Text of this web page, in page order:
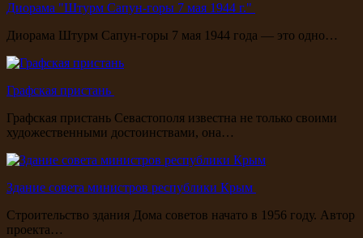
Диорама "Штурм Сапун-горы 7 мая 1944 г."
Диорама Штурм Сапун-горы 7 мая 1944 года — это одно…
Графская пристань
Графская пристань Севастополя известна не только своими
художественными достоинствами, она…
Здание совета министров республики Крым
Строительство здания Дома советов начато в 1956 году. Автор
проекта…